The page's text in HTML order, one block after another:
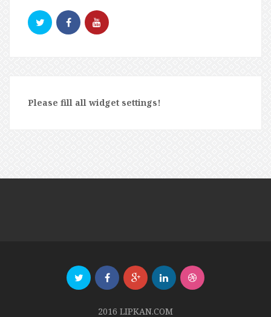
Please fill all widget settings!
2016 LIPKAN.COM